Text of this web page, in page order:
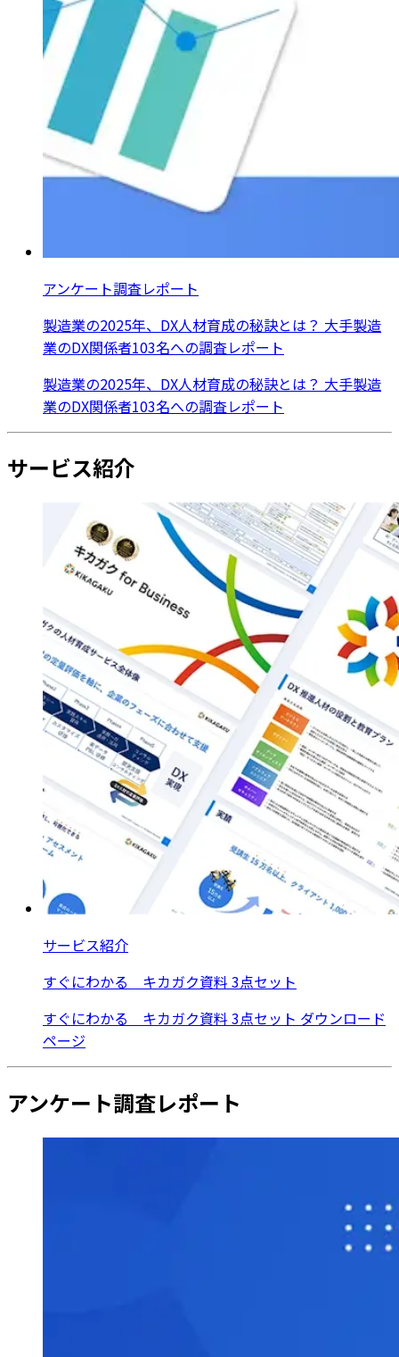
アンケート調査レポート
製造業の2025年、DX人材育成の秘訣とは？ 大手製造
業のDX関係者103名への調査レポート
製造業の2025年、DX人材育成の秘訣とは？ 大手製造
業のDX関係者103名への調査レポート
サービス紹介
サービス紹介
すぐにわかる キカガク資料 3点セット
すぐにわかる キカガク資料 3点セット ダウンロード
ページ
アンケート調査レポート